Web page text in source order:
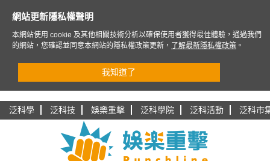
泛科學 泛科技 娛樂重擊 泛科學院 泛科活動 泛科市
網站更新隱私權聲明
本網站使用 cookie 及其他相關技術分析以確保使用者獲得最佳體驗，通過我們
的網站，您確認並同意本網站的隱私權政策更新，
了解最新隱私權政策 。
我知道了